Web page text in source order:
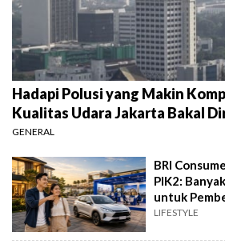
Hadapi Polusi yang Makin
Kualitas Udara Jakarta Bakal
GENERAL
BRI
PIK2:
untuk
Baru
LIFESTYLE